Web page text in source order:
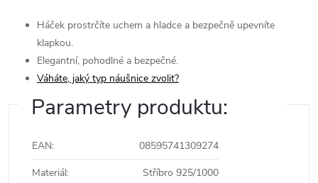
Háček prostrčíte uchem a hladce a bezpečně upevníte
klapkou.
Elegantní, pohodlné a bezpečné.
Váháte, jaký typ náušnice zvolit?
Parametry produktu:
EAN:
08595741309274
Materiál: Stříbro 925/1000